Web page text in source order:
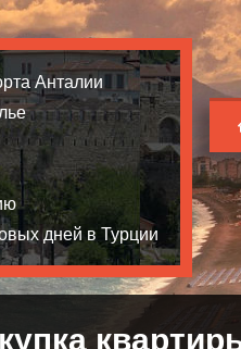
Анталии
дней в Турции